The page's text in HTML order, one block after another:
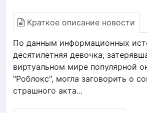
Краткое описание новости
По данным информационных
десятилетняя девочка,
виртуальном мире популярной
"Роблокс", могла заговорить о
страшного акта...